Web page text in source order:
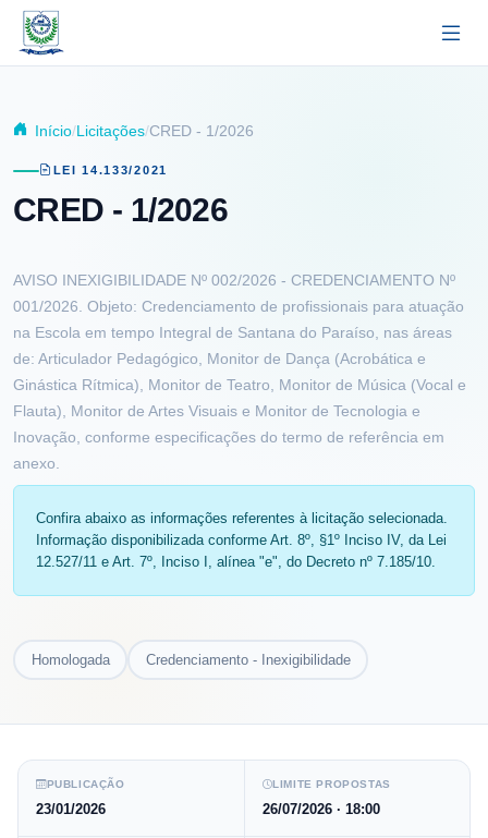
Pular para o conteúdo principal
Início Licitações CRED - 1/2026
LEI 14.133/2021
CRED - 1/2026
Homologada Credenciamento - Inexigibilidade
AVISO INEXIGIBILIDADE Nº 002/2026 - CREDENCIAMENTO Nº
001/2026. Objeto: Credenciamento de profissionais para atuação
na Escola em tempo Integral de Santana do Paraíso, nas áreas
de: Articulador Pedagógico, Monitor de Dança (Acrobática e
Ginástica Rítmica), Monitor de Teatro, Monitor de Música (Vocal e
Flauta), Monitor de Artes Visuais e Monitor de Tecnologia e
Inovação, conforme especificações do termo de referência em
anexo.
Confira abaixo as informações referentes à licitação selecionada.
Informação disponibilizada conforme Art. 8º, §1º Inciso IV, da Lei
12.527/11 e Art. 7º, Inciso I, alínea "e", do Decreto nº 7.185/10.
PUBLICAÇÃO
23/01/2026
LIMITE PROPOSTAS
26/07/2026· 18:00